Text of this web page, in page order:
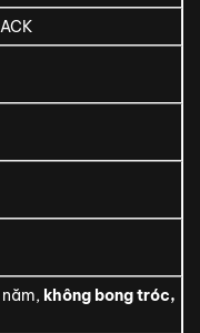
không bong tróc,